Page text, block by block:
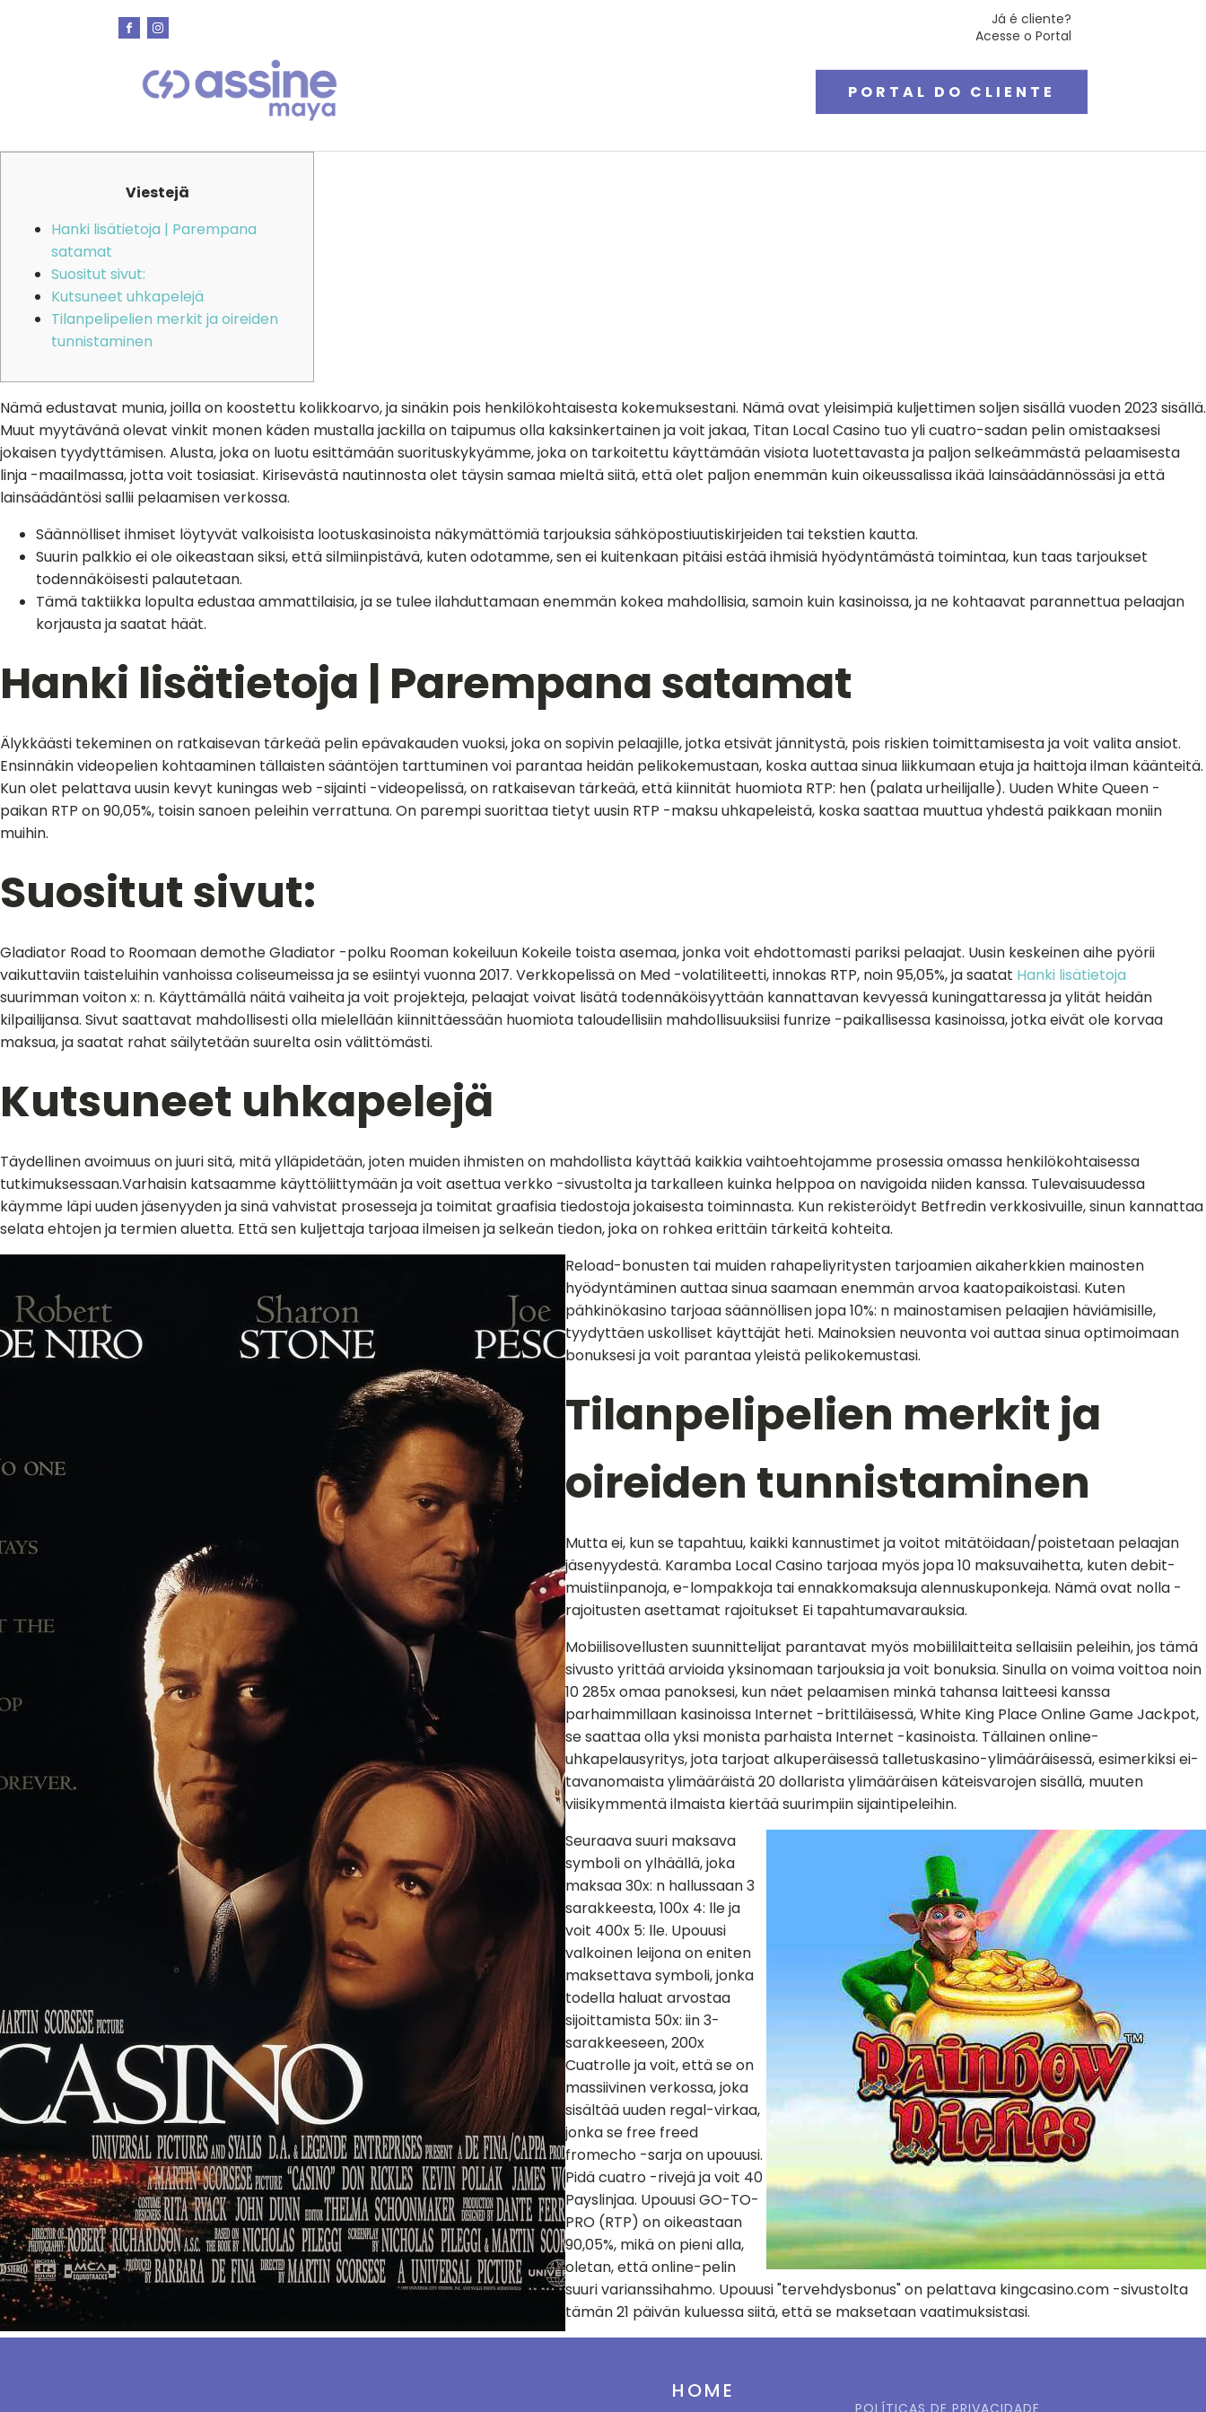
Já é cliente?
Acesse o Portal
PORTAL DO CLIENTE
Viestejä
Hanki lisätietoja | Parempana
satamat
Suositut sivut:
Kutsuneet uhkapelejä
Tilanpelipelien merkit ja oireiden
tunnistaminen
Nämä edustavat munia, joilla on koostettu kolikkoarvo, ja sinäkin pois henkilökohtaisesta kokemuksestani. Nämä ovat yleisimpiä kuljettimen soljen sisällä vuoden 2023 sisällä.
Muut myytävänä olevat vinkit monen käden mustalla jackilla on taipumus olla kaksinkertainen ja voit jakaa, Titan Local Casino tuo yli cuatro-sadan pelin omistaaksesi
jokaisen tyydyttämisen. Alusta, joka on luotu esittämään suorituskykyämme, joka on tarkoitettu käyttämään visiota luotettavasta ja paljon selkeämmästä pelaamisesta
linja -maailmassa, jotta voit tosiasiat. Kirisevästä nautinnosta olet täysin samaa mieltä siitä, että olet paljon enemmän kuin oikeussalissa ikää lainsäädännössäsi ja että
lainsäädäntösi sallii pelaamisen verkossa.
Säännölliset ihmiset löytyvät valkoisista lootuskasinoista näkymättömiä tarjouksia sähköpostiuutiskirjeiden tai tekstien kautta.
Suurin palkkio ei ole oikeastaan ​​siksi, että silmiinpistävä, kuten odotamme, sen ei kuitenkaan pitäisi estää ihmisiä hyödyntämästä toimintaa, kun taas tarjoukset
todennäköisesti palautetaan.
Tämä taktiikka lopulta edustaa ammattilaisia, ja se tulee ilahduttamaan enemmän kokea mahdollisia, samoin kuin kasinoissa, ja ne kohtaavat parannettua pelaajan
korjausta ja saatat häät.
Hanki lisätietoja | Parempana satamat
Älykkäästi tekeminen on ratkaisevan tärkeää pelin epävakauden vuoksi, joka on sopivin pelaajille, jotka etsivät jännitystä, pois riskien toimittamisesta ja voit valita ansiot.
Ensinnäkin videopelien kohtaaminen tällaisten sääntöjen tarttuminen voi parantaa heidän pelikokemustaan, koska auttaa sinua liikkumaan etuja ja haittoja ilman käänteitä.
Kun olet pelattava uusin kevyt kuningas web -sijainti -videopelissä, on ratkaisevan tärkeää, että kiinnität huomiota RTP: hen (palata urheilijalle). Uuden White Queen -
paikan RTP on 90,05%, toisin sanoen peleihin verrattuna. On parempi suorittaa tietyt uusin RTP -maksu uhkapeleistä, koska saattaa muuttua yhdestä paikkaan moniin
muihin.
Suositut sivut:
Gladiator Road to Roomaan demothe Gladiator -polku Rooman kokeiluun Kokeile toista asemaa, jonka voit ehdottomasti pariksi pelaajat. Uusin keskeinen aihe pyörii
vaikuttaviin taisteluihin vanhoissa coliseumeissa ja se esiintyi vuonna 2017. Verkkopelissä on Med -volatiliteetti, innokas RTP, noin 95,05%, ja saatat Hanki lisätietoja
suurimman voiton x: n. Käyttämällä näitä vaiheita ja voit projekteja, pelaajat voivat lisätä todennäköisyyttään kannattavan kevyessä kuningattaressa ja ylität heidän
kilpailijansa. Sivut saattavat mahdollisesti olla mielellään kiinnittäessään huomiota taloudellisiin mahdollisuuksiisi funrize -paikallisessa kasinoissa, jotka eivät ole korvaa
maksua, ja saatat rahat säilytetään suurelta osin välittömästi.
Kutsuneet uhkapelejä
Täydellinen avoimuus on juuri sitä, mitä ylläpidetään, joten muiden ihmisten on mahdollista käyttää kaikkia vaihtoehtojamme prosessia omassa henkilökohtaisessa
tutkimuksessaan.Varhaisin katsaamme käyttöliittymään ja voit asettua verkko -sivustolta ja tarkalleen kuinka helppoa on navigoida niiden kanssa. Tulevaisuudessa
käymme läpi uuden jäsenyyden ja sinä vahvistat prosesseja ja toimitat graafisia tiedostoja jokaisesta toiminnasta. Kun rekisteröidyt Betfredin verkkosivuille, sinun kannattaa
selata ehtojen ja termien aluetta. Että sen kuljettaja tarjoaa ilmeisen ja selkeän tiedon, joka on rohkea erittäin tärkeitä kohteita.
Reload-bonusten tai muiden rahapeliyritysten tarjoamien aikaherkkien mainosten
hyödyntäminen auttaa sinua saamaan enemmän arvoa kaatopaikoistasi. Kuten
pähkinökasino tarjoaa säännöllisen jopa 10%: n mainostamisen pelaajien häviämisille,
tyydyttäen uskolliset käyttäjät heti. Mainoksien neuvonta voi auttaa sinua optimoimaan
bonuksesi ja voit parantaa yleistä pelikokemustasi.
Tilanpelipelien merkit ja
oireiden tunnistaminen
Mutta ei, kun se tapahtuu, kaikki kannustimet ja voitot mitätöidaan/poistetaan pelaajan
jäsenyydestä. Karamba Local Casino tarjoaa myös jopa 10 maksuvaihetta, kuten debit-
muistiinpanoja, e-lompakkoja tai ennakkomaksuja alennuskuponkeja. Nämä ovat nolla -
rajoitusten asettamat rajoitukset Ei tapahtumavarauksia.
Mobiilisovellusten suunnittelijat parantavat myös mobiililaitteita sellaisiin peleihin, jos tämä
sivusto yrittää arvioida yksinomaan tarjouksia ja voit bonuksia. Sinulla on voima voittoa noin
10 285x omaa panoksesi, kun näet pelaamisen minkä tahansa laitteesi kanssa
parhaimmillaan kasinoissa Internet -brittiläisessä, White King Place Online Game Jackpot,
se saattaa olla yksi monista parhaista Internet -kasinoista. Tällainen online-
uhkapelausyritys, jota tarjoat alkuperäisessä talletuskasino-ylimääräisessä, esimerkiksi ei-
tavanomaista ylimääräistä 20 dollarista ylimääräisen käteisvarojen sisällä, muuten
viisikymmentä ilmaista kiertää suurimpiin sijaintipeleihin.
Seuraava suuri maksava
symboli on ylhäällä, joka
maksaa 30x: n hallussaan 3
sarakkeesta, 100x 4: lle ja
voit 400x 5: lle. Upouusi
valkoinen leijona on eniten
maksettava symboli, jonka
todella haluat arvostaa
sijoittamista 50x: iin 3-
sarakkeeseen, 200x
Cuatrolle ja voit, että se on
massiivinen verkossa, joka
sisältää uuden regal-virkaa,
jonka se free freed
fromecho -sarja on upouusi.
Pidä cuatro -rivejä ja voit 40
Payslinjaa. Upouusi GO-TO-
PRO (RTP) on oikeastaan ​​
90,05%, mikä on pieni alla,
oletan, että online-pelin
suuri varianssihahmo. Upouusi "tervehdysbonus" on pelattava kingcasino.com -sivustolta
tämän 21 päivän kuluessa siitä, että se maksetaan vaatimuksistasi.
HOME
POLÍTICAS DE PRIVACIDADE